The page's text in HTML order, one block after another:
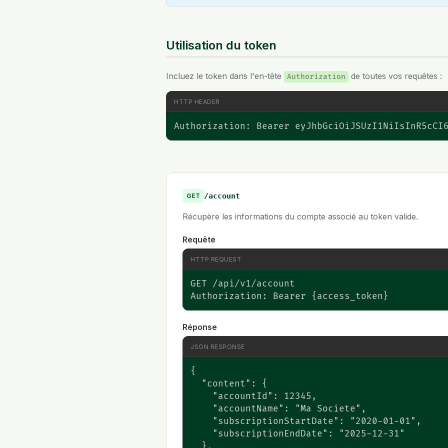
Utilisation du token
Incluez le token dans l'en-tête Authorization de toutes vos requêtes :
HTTP HEADER
Authorization: Bearer
GET /account
Récupère les informations du compte associé au token valide.
Requête
HTTP REQUEST
GET /api/v1/account
Authorization: Bearer {access_token}
Réponse
JSON RESPONSE
{
  "content": {
    "accountId": 12345,
    "accountName": "Ma Societe",
    "subscriptionStartDate": "2020-01-01",
    "subscriptionEndDate": "2025-12-31"